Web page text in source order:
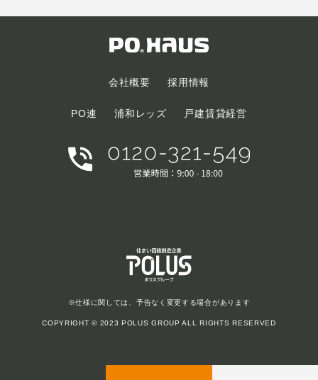
会社概要 採用情報
PO連 浦和レッズ 戸建賃貸経営
※仕様に関しては、予告なく変更する場合があります
COPYRIGHT © 2023 POLUS GROUP ALL RIGHTS RESERVED